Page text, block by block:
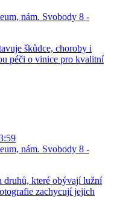
nám. Svobody 8 -
škůdce, choroby i
péči o vinice pro kvalitní
nám. Svobody 8 -
druhů, které obývají lužní
zachycují jejich